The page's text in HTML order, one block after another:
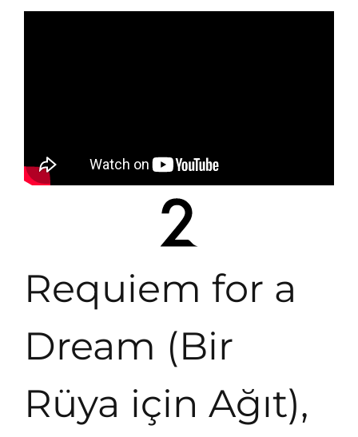
Requiem for a
Dream (Bir
Rüya için Ağıt),